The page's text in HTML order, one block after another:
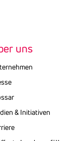
uns
& Initiativen